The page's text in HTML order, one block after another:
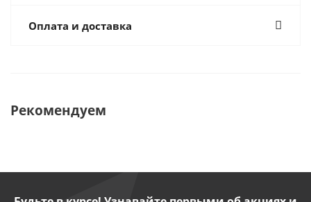
Оплата и доставка
Рекомендуем